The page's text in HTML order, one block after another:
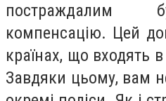
постраждалим
компенсацію. Цей
країнах, що входять
Завдяки цьому, вам